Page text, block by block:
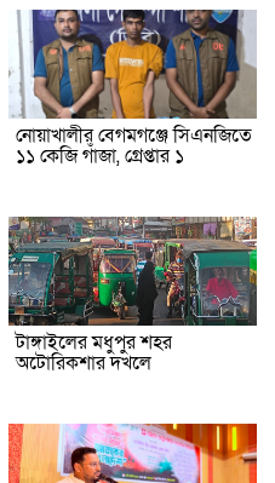
নোয়াখালীর বেগমগঞ্জে সিএনজিতে
১১ কেজি গাঁজা, গ্রেপ্তার ১
টাঙ্গাইলের মধুপুর শহর
অটোরিকশার দখলে